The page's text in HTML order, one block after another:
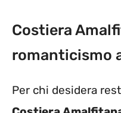
Costiera
romanticismo
Per chi desidera